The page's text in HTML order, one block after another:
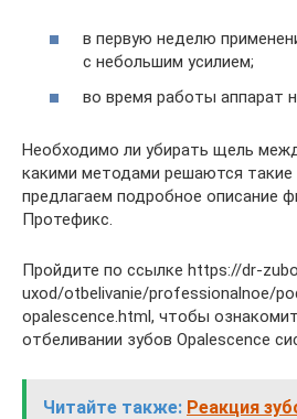
в первую неделю
с небольшим усилием;
во время работы аппарат
Необходимо ли убирать щель
какими методами решаются такие
предлагаем подробное описание
Протефикс.
Пройдите по ссылке https://dr-
uxod/otbelivanie/professionalnoe/
opalescence.html, чтобы
отбеливании зубов Opalescence
Читайте также: Реакция